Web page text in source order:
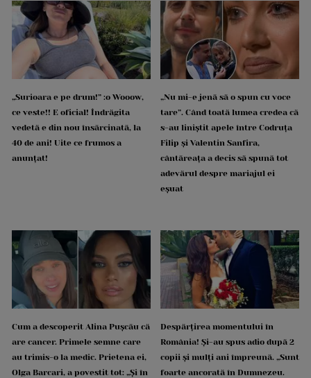
„Surioara e pe drum!” :o Wooow,
ce veste!! E oficial! Îndrăgita
vedetă e din nou însărcinată, la
40 de ani! Uite ce frumos a
anunțat!
„Nu mi-e jenă să o spun cu voce
tare”. Când toată lumea credea că
s-au liniștit apele între Codruța
Filip și Valentin Sanfira,
cântăreața a decis să spună tot
adevărul despre mariajul ei
eșuat
Cum a descoperit Alina Pușcău că
are cancer. Primele semne care
au trimis-o la medic. Prietena ei,
Olga Barcari, a povestit tot: „Și în
Despărțirea momentului în
România! Și-au spus adio după 2
copii și mulți ani împreună. „Sunt
foarte ancorată în Dumnezeu.